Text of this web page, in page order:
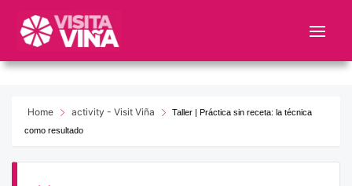
este
web
sistemaHome activity - Visit Viña
Taller | Práctica sin receta: la técnica
como resultado